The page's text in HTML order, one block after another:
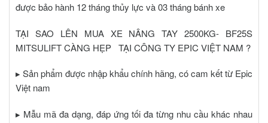
được bảo hành 12 tháng thủy lực và 03 tháng bánh xe
TẠI SAO LÊN MUA XE NÂNG TAY 2500KG- BF25S
MITSULIFT CÀNG HẸP TẠI CÔNG TY EPIC VIỆT NAM ?
▸ Sản phẩm được nhập khẩu chính hãng, có cam kết từ Epic
Việt nam
▸ Mẫu mã đa dạng, đáp ứng tối đa từng nhu cầu khác nhau